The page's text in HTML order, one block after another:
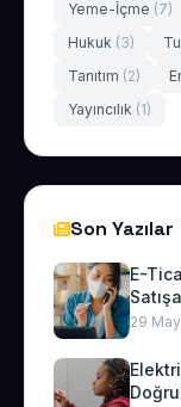
Yeme-İçme (7)
Hukuk (3)
Tanıtım (2)
Yayıncılık (1)
Son Yazılar
E-
29